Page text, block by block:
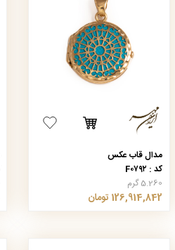
مدال قاب عکس
کد : F۰۷۹۲
5.260 گرم
126,914,842 تومان